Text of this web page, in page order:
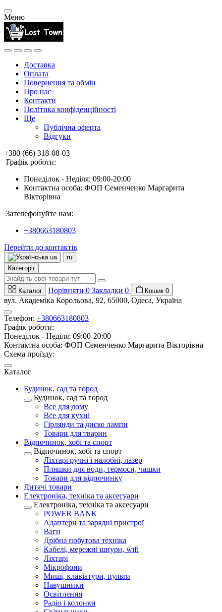
Меню
Доставка
Оплата
Повернення та обмін
Про нас
Контакти
Політика конфіденційності
Ще
Публічна оферта
Відгуки
+380 (66) 318-08-03
Графік роботи:
Понеділок - Неділя: 09:00-20:00
Контактна особа: ФОП Семенченко Маргарита
Вікторівна
Зателефонуйте нам:
+380663180803
Перейти до контактів
ua
ru
Категорії
Каталог Порівняти 0 Закладки 0 Кошик 0
вул. Академіка Корольова, 92, 65000, Одеса, Україна
Телефон: +380663180803
Графік роботи:
Понеділок - Неділя: 09:00-20:00
Контактна особа: ФОП Семенченко Маргарита Вікторівна
Схема проїзду:
Каталог
Будинок, сад та город
Будинок, сад та город
Все для дому
Все для кухні
Гірлянди та диско лампи
Товари для тварин
Відпочинок, хобі та спорт
Відпочинок, хобі та спорт
Ліхтарі ручні і налобні, лазер
Пляшки для води, термоси, чашки
Товари для відпочинку
Дитячі товари
Електроніка, техніка та аксесуари
Електроніка, техніка та аксесуари
POWER BANK
Адаптери та зарядні пристрої
Ваги
Дрібна побутова техніка
Кабелі, мережні шнури, wifi
Ліхтарі
Мікрофони
Миші, клавіатури, пульти
Навушники
Освітлення
Радіо і колонки